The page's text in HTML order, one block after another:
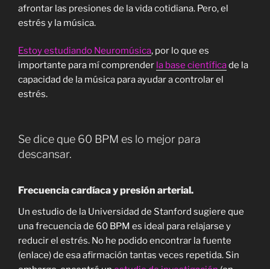
afrontar las presiones de la vida cotidiana. Pero, el
estrés y la música.
Estoy estudiando Neuromúsica, por lo que es
importante para mí comprender la base científicade la
capacidad de la música para ayudar a controlar el
estrés.
Se dice que 60 BPM es lo mejor para
descansar.
Frecuencia cardíaca y presión arterial.
Un estudio de la Universidad de Stanford sugiere que
una frecuencia de 60 BPM es ideal para relajarse y
reducir el estrés. No he podido encontrar la fuente
(enlace) de esa afirmación tantas veces repetida. Sin